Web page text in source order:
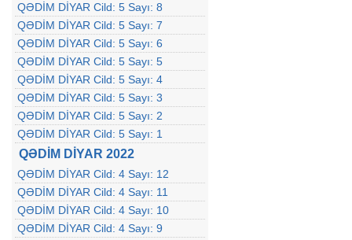
QƏDİM DİYAR Cild: 5 Sayı: 8
QƏDİM DİYAR Cild: 5 Sayı: 7
QƏDİM DİYAR Cild: 5 Sayı: 6
QƏDİM DİYAR Cild: 5 Sayı: 5
QƏDİM DİYAR Cild: 5 Sayı: 4
QƏDİM DİYAR Cild: 5 Sayı: 3
QƏDİM DİYAR Cild: 5 Sayı: 2
QƏDİM DİYAR Cild: 5 Sayı: 1
QƏDİM DİYAR 2022
QƏDİM DİYAR Cild: 4 Sayı: 12
QƏDİM DİYAR Cild: 4 Sayı: 11
QƏDİM DİYAR Cild: 4 Sayı: 10
QƏDİM DİYAR Cild: 4 Sayı: 9